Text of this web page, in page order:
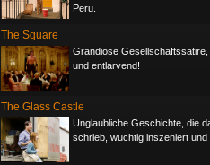
Peru.
The Square
Grandiose Gesellschaftssatire,
und entlarvend!
The Glass Castle
Unglaubliche Geschichte, die
schrieb, wuchtig inszeniert und